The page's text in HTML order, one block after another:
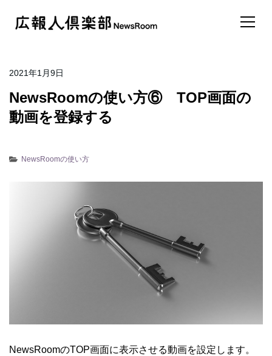
2021年1月9日
NewsRoomの使い方⑥ TOP画面の
動画を登録する
NewsRoomの使い方
NewsRoomのTOP画面に表示させる動画を設定します。